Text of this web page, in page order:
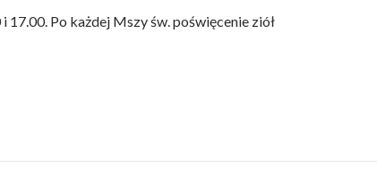
Po każdej Mszy św. poświęcenie ziół